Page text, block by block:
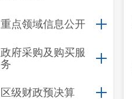
重点领域信息公开
政府采购及购买服
务
区级财政预决算